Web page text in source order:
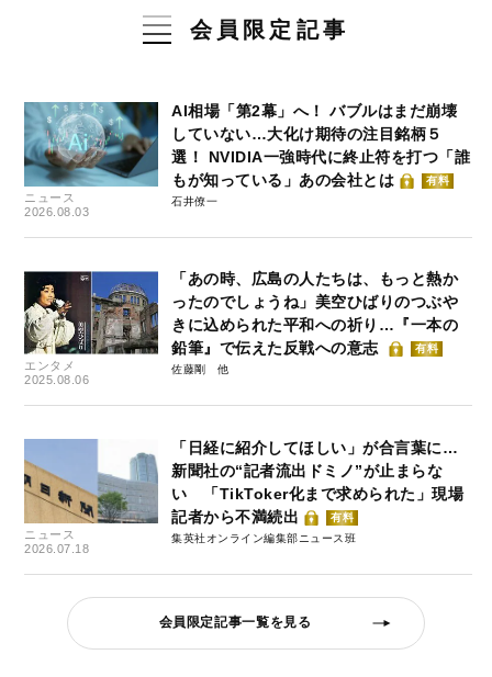
会員限定記事
ニュース
2026.08.03
AI相場「第2幕」へ！ バブルはまだ崩壊
していない…大化け期待の注目銘柄５
選！ NVIDIA一強時代に終止符を打つ「誰
もが知っている」あの会社とは
有料
石井僚一
エンタメ
2025.08.06
「あの時、広島の人たちは、もっと熱か
ったのでしょうね」美空ひばりのつぶや
きに込められた平和への祈り…『一本の
鉛筆』で伝えた反戦への意志
有料
佐藤剛
ニュース
2026.07.18
「日経に紹介してほしい」が合言葉に…
新聞社の“記者流出ドミノ”が止まらな
い 「TikToker化まで求められた」現場
記者から不満続出
有料
集英社オンライン編集部ニュース班
会員限定記事一覧を見る